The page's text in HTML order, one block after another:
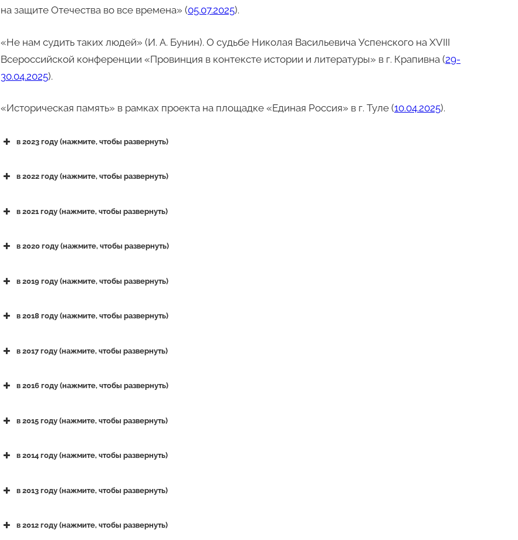
на защите Отечества во все времена» (05.07.2025).
«Не нам судить таких людей» (И. А. Бунин). О судьбе Николая Васильевича Успенского на XVIII
Всероссийской конференции «Провинция в контексте истории и литературы» в г. Крапивна (29-
30.04.2025).
«Историческая память» в рамках проекта на площадке «Единая Россия» в г. Туле (10.04.2025).
в 2023 году (нажмите, чтобы развернуть)
в 2022 году (нажмите, чтобы развернуть)
в 2021 году (нажмите, чтобы развернуть)
«Тульские родословия. История и современность» в рамках празднования Дня города на
на собрании закрытого интеллектуального «Нескучного клуба» в г. Туле (26.08.2021).
О проекте «Тульские синодики» на конференции «Культурное наследие Тульской земли:
музее оружия (23.04.2021).Фото.
в 2020 году (нажмите, чтобы развернуть)
в 2019 году (нажмите, чтобы развернуть)
в 2018 году (нажмите, чтобы развернуть)
в 2017 году (нажмите, чтобы развернуть)
в 2016 году (нажмите, чтобы развернуть)
в 2015 году (нажмите, чтобы развернуть)
в 2014 году (нажмите, чтобы развернуть)
в 2013 году (нажмите, чтобы развернуть)
в 2012 году (нажмите, чтобы развернуть)